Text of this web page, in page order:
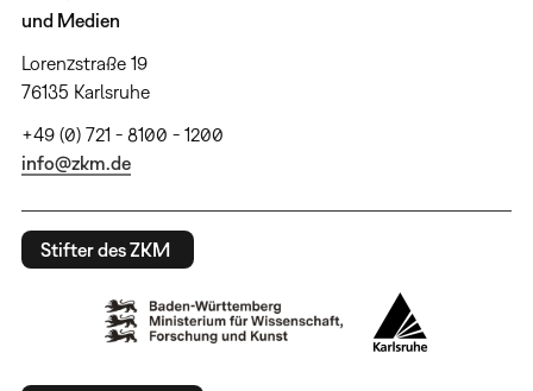
und Medien
Lorenzstraße 19
76135 Karlsruhe
+49 (0) 721 - 8100 - 1200
info@zkm.de
Stifter des ZKM